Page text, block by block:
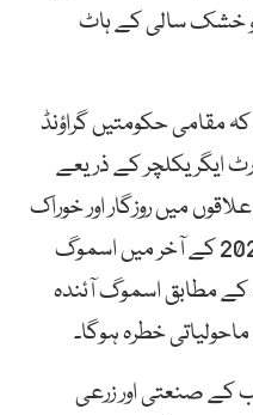
کو خشک سالی کے ہاٹ
مقامی حکومتیں گراؤنڈ
ایگریکلچر کے ذریعے
میں روزگار اور خوراک
کے مسائل کم کیے جا سکیں۔ 2025 کے آخر میں اسموگ
مطابق اسموگ آئندہ
خطرہ ہوگا۔
کے صنعتی اور زرعی